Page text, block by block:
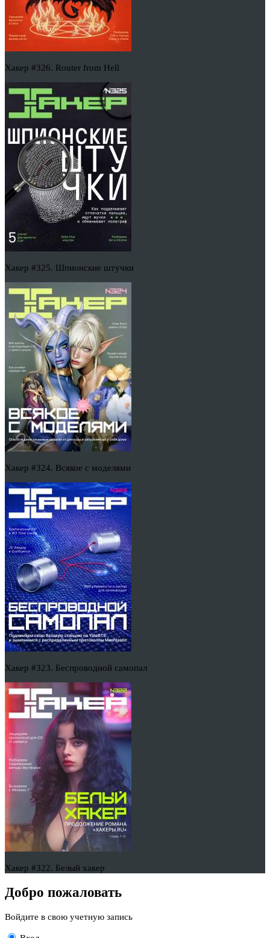
Хакер #326. Router from Hell
Хакер #325. Шпионские штучки
Хакер #324. Всякое с моделями
Хакер #323. Беспроводной самопал
Хакер #322. Белый хакер
Добро пожаловать
Войдите в свою учетную запись